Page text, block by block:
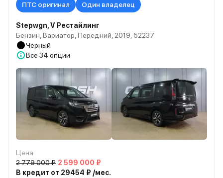
ПТС оригинал Один владелец
Stepwgn, V Рестайлинг
Бензин, Вариатор, Передний, 2019, 52237
Черный
Все 34 опции
Цена
2 779 000 ₽ 2 599 000 ₽
В кредит от 29454 ₽ /мес.